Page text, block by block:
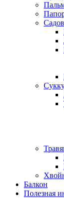
Балкон
Полезная